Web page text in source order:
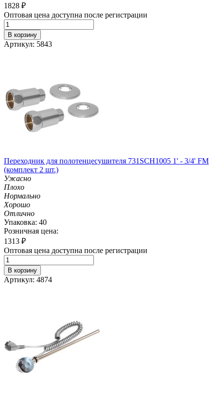
1828 ₽
Оптовая цена доступна после регистрации
В корзину
Артикул: 5843
Переходник для полотенцесушителя 731SCH1005 1' - 3/4' FM
(комплект 2 шт.)
Ужасно
Плохо
Нормально
Хорошо
Отлично
Упаковка: 40
Розничная цена:
1313 ₽
Оптовая цена доступна после регистрации
В корзину
Артикул: 4874